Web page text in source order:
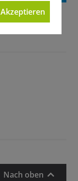
Nach oben
Akzeptieren